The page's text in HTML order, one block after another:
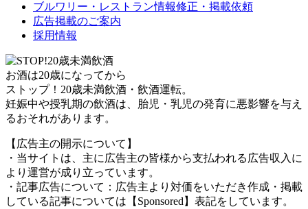
ブルワリー・レストラン情報修正・掲載依頼
広告掲載のご案内
採用情報
お酒は20歳になってから
ストップ！20歳未満飲酒・飲酒運転。
妊娠中や授乳期の飲酒は、胎児・乳児の発育に悪影響を与え
るおそれがあります。
【広告主の開示について】
・当サイトは、主に広告主の皆様から支払われる広告収入に
より運営が成り立っています。
・記事広告について：広告主より対価をいただき作成・掲載
している記事については【Sponsored】表記をしています。